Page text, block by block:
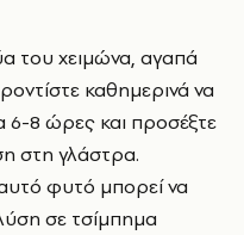
του χειμώνα, αγαπά
καθημερινά να
6-8 ώρες και προσέξτε
στη γλάστρα.
φυτό μπορεί να
σε τσίμπημα